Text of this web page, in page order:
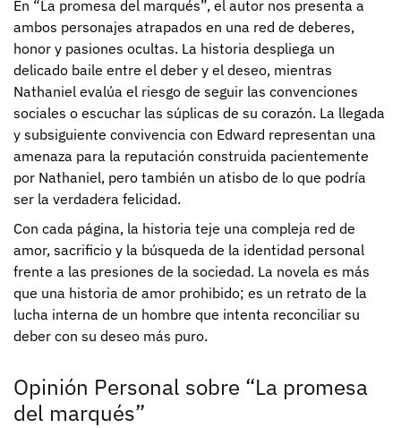
En “La promesa del marqués”, el autor nos presenta a
ambos personajes atrapados en una red de deberes,
honor y pasiones ocultas. La historia despliega un
delicado baile entre el deber y el deseo, mientras
Nathaniel evalúa el riesgo de seguir las convenciones
sociales o escuchar las súplicas de su corazón. La llegada
y subsiguiente convivencia con Edward representan una
amenaza para la reputación construida pacientemente
por Nathaniel, pero también un atisbo de lo que podría
ser la verdadera felicidad.
Con cada página, la historia teje una compleja red de
amor, sacrificio y la búsqueda de la identidad personal
frente a las presiones de la sociedad. La novela es más
que una historia de amor prohibido; es un retrato de la
lucha interna de un hombre que intenta reconciliar su
deber con su deseo más puro.
Opinión Personal sobre “La promesa
del marqués”